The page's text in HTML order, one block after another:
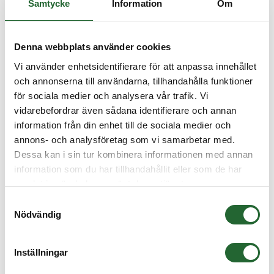
Samtycke Information Om
Denna webbplats använder cookies
Vi använder enhetsidentifierare för att anpassa innehållet
och annonserna till användarna, tillhandahålla funktioner
för sociala medier och analysera vår trafik. Vi
vidarebefordrar även sådana identifierare och annan
information från din enhet till de sociala medier och
annons- och analysföretag som vi samarbetar med.
Dessa kan i sin tur kombinera informationen med annan
information som du har tillhandahållit eller som de har
samlat in när du har använt deras tjänster.
Nödvändig
Inställningar